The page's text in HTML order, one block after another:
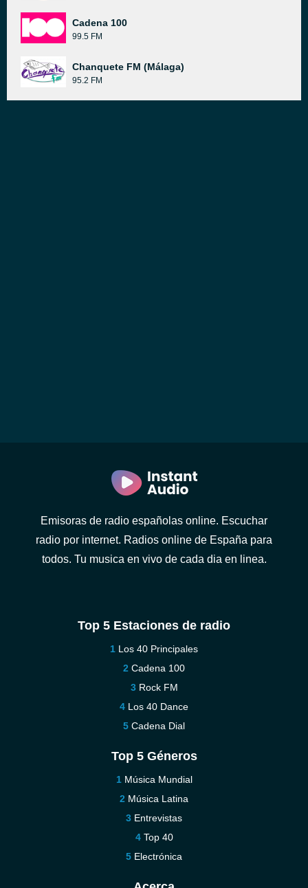
Cadena 100
99.5 FM
Chanquete FM (Málaga)
95.2 FM
Emisoras de radio españolas online. Escuchar
radio por internet. Radios online de España para
todos. Tu musica en vivo de cada dia en linea.
Top 5 Estaciones de radio
Los 40 Principales
Cadena 100
Rock FM
Los 40 Dance
Cadena Dial
Top 5 Géneros
Música Mundial
Música Latina
Entrevistas
Top 40
Electrónica